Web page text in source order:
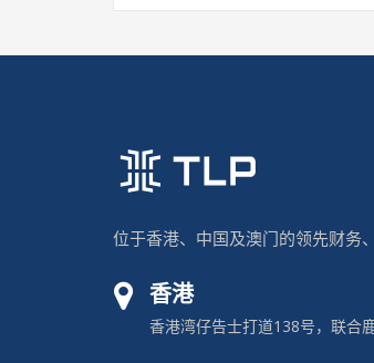
位于香港、中国及澳门的领先财务
香港
香港湾仔告士打道138号，联合